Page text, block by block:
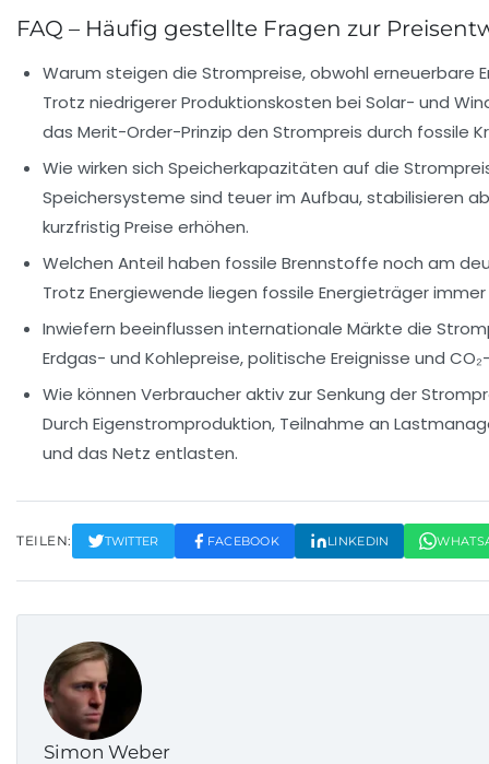
FAQ – Häufig gestellte Fragen zur
Warum steigen die Strompreise, obwohl erneuerbare
Trotz niedrigerer Produktionskosten bei Solar- und
das Merit-Order-Prinzip den Strompreis durch fossile
Wie wirken sich Speicherkapazitäten auf die
Speichersysteme sind teuer im Aufbau, stabilisieren
kurzfristig Preise erhöhen.
Welchen Anteil haben fossile Brennstoffe noch am
Trotz Energiewende liegen fossile Energieträger
Inwiefern beeinflussen internationale Märkte die
Erdgas- und Kohlepreise, politische Ereignisse und
Wie können Verbraucher aktiv zur Senkung der
Durch Eigenstromproduktion, Teilnahme an
und das Netz entlasten.
TEILEN: TWITTER FACEBOOK LINKEDIN
Simon Weber